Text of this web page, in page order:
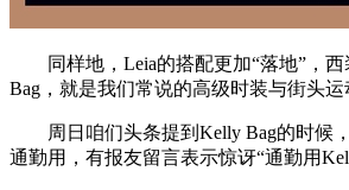
同样地，Leia的搭配更加“落地”，西
Bag，就是我们常说的高级时装与街头运
周日咱们头条提到Kelly Bag的时候
通勤用，有报友留言表示惊讶“通勤用